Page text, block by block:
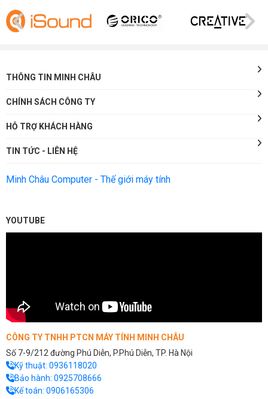
THÔNG TIN MINH CHÂU
CHÍNH SÁCH CÔNG TY
HỖ TRỢ KHÁCH HÀNG
TIN TỨC - LIÊN HỆ
Minh Châu Computer - Thế giới máy tính
YOUTUBE
CÔNG TY TNHH PTCN MÁY TÍNH MINH CHÂU
Số 7-9/212 đường Phú Diễn, P.Phú Diễn, TP. Hà Nội
Kỹ thuật: 0936118020
Bảo hành: 0925708666
Kế toán: 0906165306